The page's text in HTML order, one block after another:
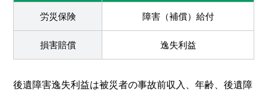
労災保険 障害（補償）給付
損害賠償 逸失利益
後遺障害逸失利益は被災者の事故前収入、年齢、後遺障